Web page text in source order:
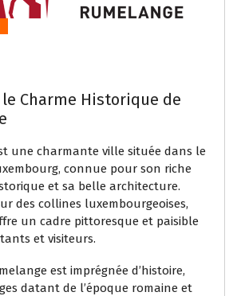
le Charme Historique de
une charmante ville située dans le
connue pour son riche
et sa belle architecture.
des collines luxembourgeoises,
un cadre pittoresque et paisible
et visiteurs.
est imprégnée d’histoire,
datant de l’époque romaine et